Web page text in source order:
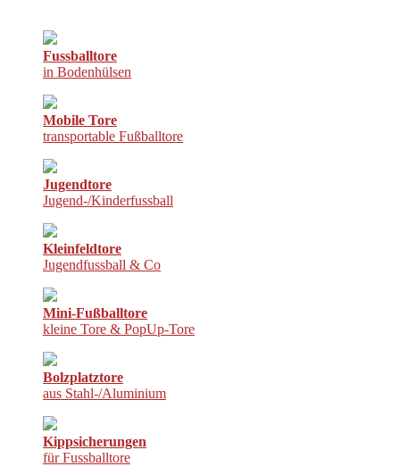
Fussballtore
in Bodenhülsen
Mobile Tore
transportable Fußballtore
Jugendtore
Jugend-/Kinderfussball
Kleinfeldtore
Jugendfussball & Co
Mini-Fußballtore
kleine Tore & PopUp-Tore
Bolzplatztore
aus Stahl-/Aluminium
Kippsicherungen
für Fussballtore